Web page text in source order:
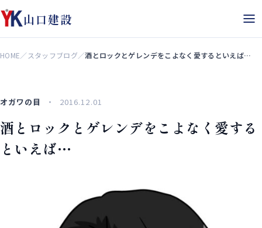
山口建設
HOME／スタッフブログ／酒とロックとゲレンデをこよなく愛するといえば…
オガワの目 2016.12.01
酒とロックとゲレンデをこよなく愛する
といえば…